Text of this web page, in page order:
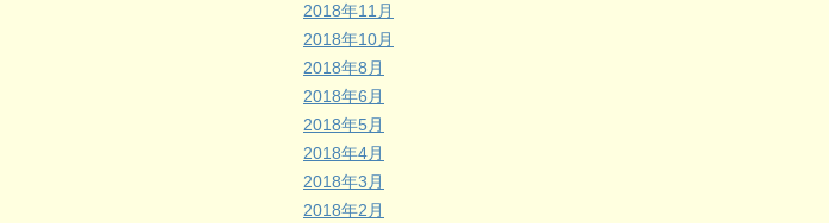
2018年11月
2018年10月
2018年8月
2018年6月
2018年5月
2018年4月
2018年3月
2018年2月